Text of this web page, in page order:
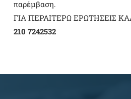
παρέμβαση.
ΓΙΑ ΠΕΡΑΙΤΕΡΩ ΕΡΩΤΗΣΕΙΣ
210 7242532